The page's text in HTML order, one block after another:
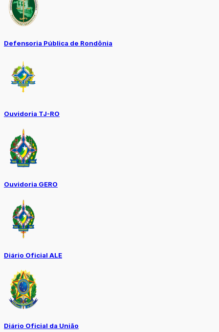
Defensoria Pública de Rondônia
Ouvidoria TJ-RO
Ouvidoria GERO
Diário Oficial ALE
Diário Oficial da União